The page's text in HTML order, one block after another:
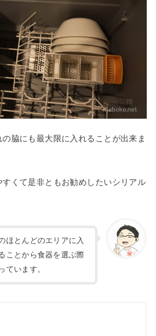
脇にも最大限に入れることが出来ま
すくて是非ともお勧めしたいシリアル
ほとんどのエリアに入
ことから食器を選ぶ際
ています。